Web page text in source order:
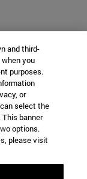
and third-
you
purposes.
or
select the
banner
options.
please visit